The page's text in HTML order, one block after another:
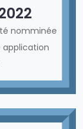
nomminée
application